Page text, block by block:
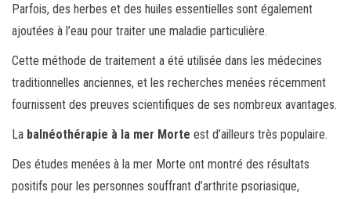
Parfois, des herbes et des huiles essentielles sont également
ajoutées à l’eau pour traiter une maladie particulière.
Cette méthode de traitement a été utilisée dans les médecines
traditionnelles anciennes, et les recherches menées récemment
fournissent des preuves scientifiques de ses nombreux avantages.
La balnéothérapie à la mer Morte est d’ailleurs très populaire.
Des études menées à la mer Morte ont montré des résultats
positifs pour les personnes souffrant d’arthrite psoriasique,